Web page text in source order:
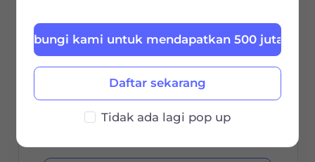
$0.85
$85 / 30Hari
Masa Berlaku
Daftar sekarang
Hubungi kami untuk mendapatkan 500 juta
Tidak ada lagi pop up